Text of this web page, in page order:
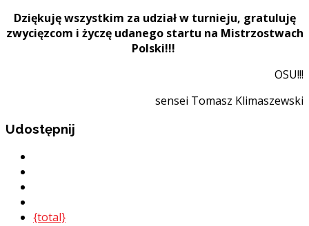
Dziękuję wszystkim za udział w turnieju, gratuluję
zwycięzcom i życzę udanego startu na Mistrzostwach
Polski!!!
OSU!!!
sensei Tomasz Klimaszewski
Udostępnij
{total}